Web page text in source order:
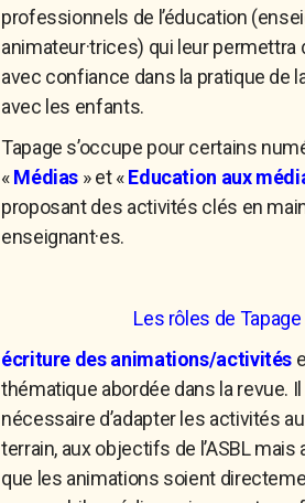
professionnels de l’éducation
animateur·trices) qui leur permettra
avec confiance dans la pratique de
avec les enfants.
Tapage s’occupe pour certains
«Médias » et «Education aux
proposant des activités clés en
enseignant·es.
Les rôles de Tapage
écriture des animations/activités
thématique abordée dans la revue.
nécessaire d’adapter les activités
terrain, aux objectifs de l’ASBL mais
que les animations soient